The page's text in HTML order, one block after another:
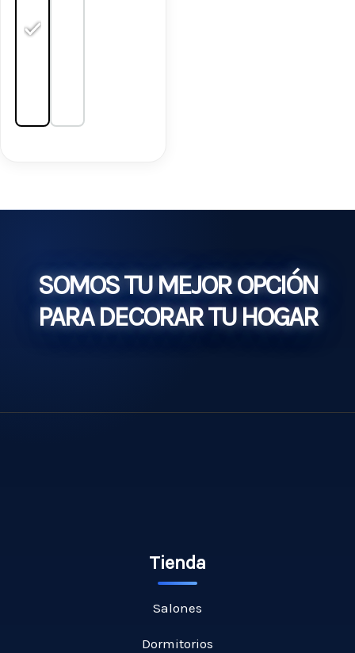
SOMOS TU MEJOR OPCIÓN
PARA DECORAR TU HOGAR
Tienda
Salones
Dormitorios